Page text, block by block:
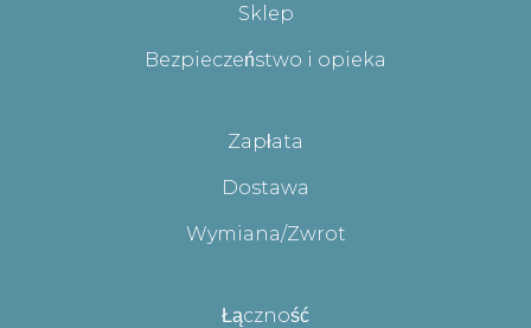
Sklep
Bezpieczeństwo i opieka
Zapłata
Dostawa
Wymiana/Zwrot
Łączność